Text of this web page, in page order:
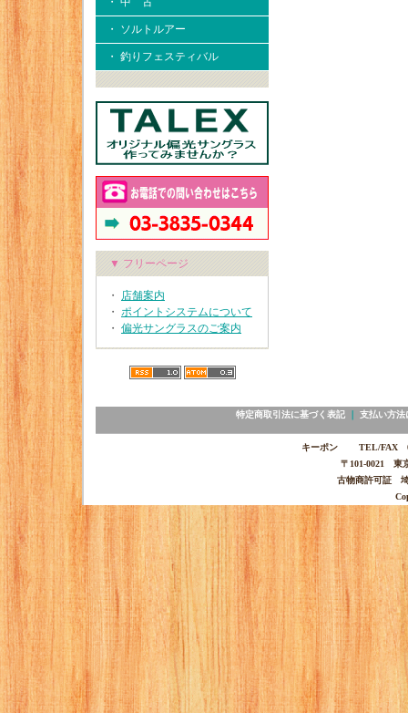
・ ソルトルアー
・ 釣りフェスティバル
▼ フリーページ
・ 店舗案内
・ ポイントシステムについて
・ 偏光サングラスのご案内
特定商取引法に基づく表記｜ 支払い方法
キーポン TEL/FAX
〒101-0021 東
古物商許可証